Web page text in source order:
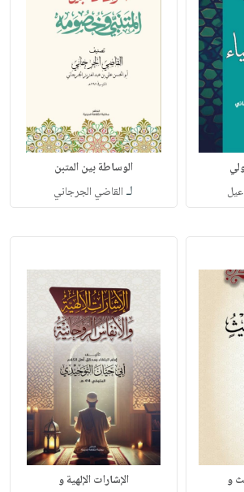
الوساطة بين المتبن
لـ القاضي الجرجاني
و الإشارات الإلهية و